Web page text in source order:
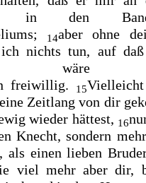
in den
14aber ohne
nichts tun, auf daß
wäre
freiwillig. 15
Zeitlang von dir
wieder hättest, 16
Knecht, sondern
als einen lieben
viel mehr aber dir,